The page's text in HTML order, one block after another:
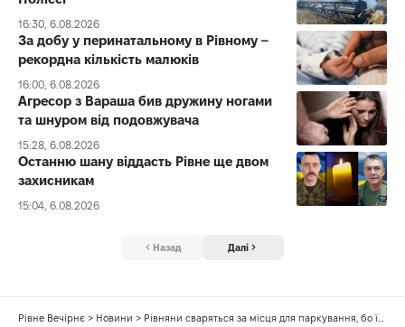
16:30, 6.08.2026
За добу у перинатальному в Рівному –
рекордна кількість малюків
16:00, 6.08.2026
Агресор з Вараша бив дружину ногами
та шнуром від подовжувача
15:28, 6.08.2026
Останню шану віддасть Рівне ще двом
захисникам
15:04, 6.08.2026
Назад Далі
Рівне Вечірнє > Новини > Рівняни сваряться за місця для паркування, бо їх не вистачає